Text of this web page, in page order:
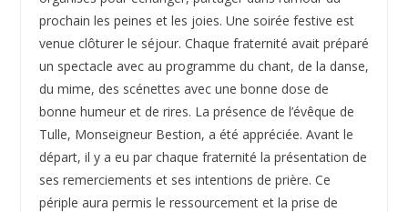
prochain les peines et les joies. Une soirée festive est
venue clôturer le séjour. Chaque fraternité avait préparé
un spectacle avec au programme du chant, de la danse,
du mime, des scénettes avec une bonne dose de
bonne humeur et de rires. La présence de l’évêque de
Tulle, Monseigneur Bestion, a été appréciée. Avant le
départ, il y a eu par chaque fraternité la présentation de
ses remerciements et ses intentions de prière. Ce
périple aura permis le ressourcement et la prise de